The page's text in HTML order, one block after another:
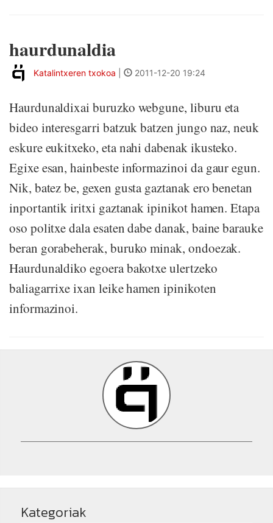
haurdunaldia
Katalintxeren txokoa 2011-12-20 19:24
Haurdunaldixai buruzko webgune, liburu eta
bideo interesgarri batzuk batzen jungo naz, neuk
eskure eukitxeko, eta nahi dabenak ikusteko.
Egixe esan, hainbeste informazinoi da gaur egun.
Nik, batez be, gexen gusta gaztanak ero benetan
inportantik iritxi gaztanak ipinikot hamen. Etapa
oso politxe dala esaten dabe danak, baine barauke
beran gorabeherak, buruko minak, ondoezak.
Haurdunaldiko egoera bakotxe ulertzeko
baliagarrixe ixan leike hamen ipinikoten
informazinoi.
Kategoriak